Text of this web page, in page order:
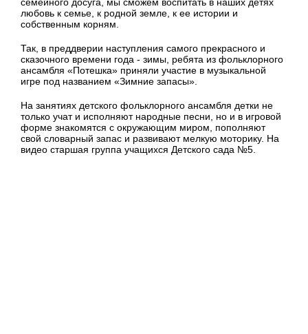
семейного досуга, мы сможем воспитать в наших детях
любовь к семье, к родной земле, к ее истории и
собственным корням.
Так, в преддверии наступления самого прекрасного и
сказочного времени года - зимы, ребята из фольклорного
ансамбля «Потешка» приняли участие в музыкальной
игре под названием «Зимние запасы».
На занятиях детского фольклорного ансамбля детки не
только учат и исполняют народные песни, но и в игровой
форме знакомятся с окружающим миром, пополняют
свой словарный запас и развивают мелкую моторику. На
видео старшая группа учащихся Детского сада №5.